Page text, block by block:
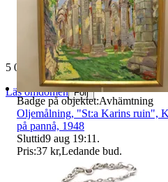
5 025 omdömen
Läs omdömen Följ
Badge på objektet:Avhämtning
Oljemålning, "St:a Karins ruin",
på pannå, 1948
Sluttid9 aug 19:11 .
Pris:37 kr,Ledande bud.